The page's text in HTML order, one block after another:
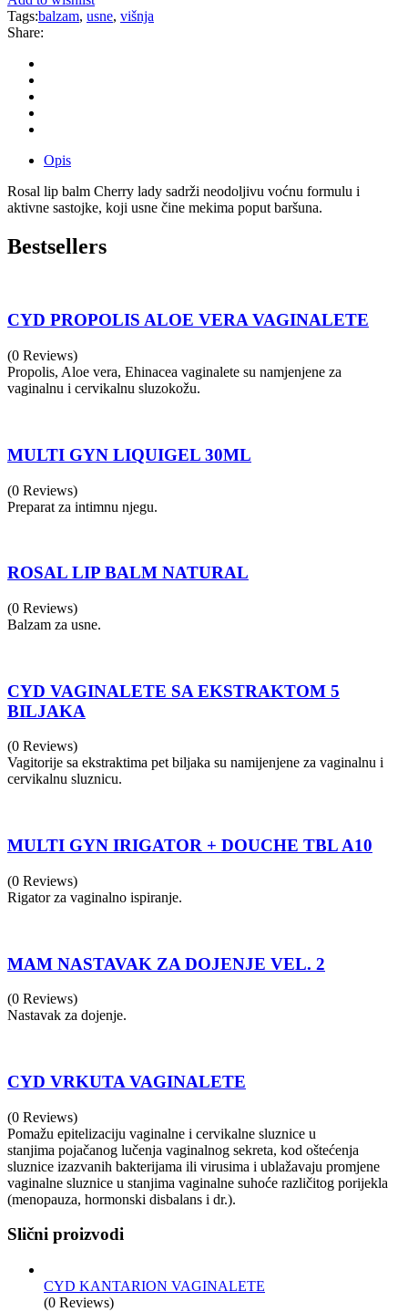
Tags:balzam, usne, višnja
Share:
Opis
Rosal lip balm Cherry lady sadrži neodoljivu voćnu formulu i
aktivne sastojke, koji usne čine mekima poput baršuna.
Bestsellers
CYD PROPOLIS ALOE VERA VAGINALETE
(0 Reviews)
Propolis, Aloe vera, Ehinacea vaginalete su namjenjene za
vaginalnu i cervikalnu sluzokožu.
MULTI GYN LIQUIGEL 30ML
(0 Reviews)
Preparat za intimnu njegu.
ROSAL LIP BALM NATURAL
(0 Reviews)
Balzam za usne.
CYD VAGINALETE SA EKSTRAKTOM 5
BILJAKA
(0 Reviews)
Vagitorije sa ekstraktima pet biljaka su namijenjene za vaginalnu i
cervikalnu sluznicu.
MULTI GYN IRIGATOR + DOUCHE TBL A10
(0 Reviews)
Rigator za vaginalno ispiranje.
MAM NASTAVAK ZA DOJENJE VEL. 2
(0 Reviews)
Nastavak za dojenje.
CYD VRKUTA VAGINALETE
(0 Reviews)
Pomažu epitelizaciju vaginalne i cervikalne sluznice u
stanjima pojačanog lučenja vaginalnog sekreta, kod oštećenja
sluznice izazvanih bakterijama ili virusima i ublažavaju promjene
vaginalne sluznice u stanjima vaginalne suhoće različitog porijekla
(menopauza, hormonski disbalans i dr.).
Slični proizvodi
CYD KANTARION VAGINALETE
(0 Reviews)